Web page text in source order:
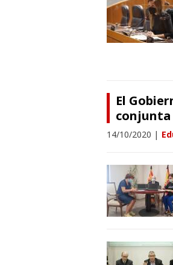
El
conjunta
14/10/2020 |